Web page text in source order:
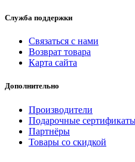
Служба поддержки
Связаться с нами
Возврат товара
Карта сайта
Дополнительно
Производители
Подарочные
Партнёры
Товары со скидкой